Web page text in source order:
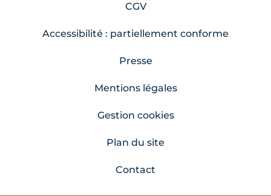
CGV
Accessibilité : partiellement conforme
Presse
Mentions légales
Gestion cookies
Plan du site
Contact